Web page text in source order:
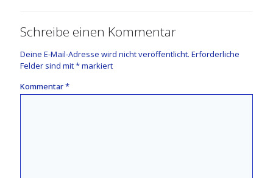
Schreibe einen Kommentar
Deine E-Mail-Adresse wird nicht veröffentlicht. Erforderliche
Felder sind mit*markiert
Kommentar*